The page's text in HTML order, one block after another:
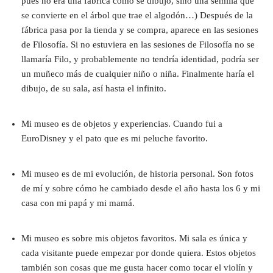
se convierte en el árbol que trae el algodón…) Después de la
fábrica pasa por la tienda y se compra, aparece en las sesiones
de Filosofía. Si no estuviera en las sesiones de Filosofía no se
llamaría Filo, y probablemente no tendría identidad, podría ser
un muñeco más de cualquier niño o niña. Finalmente haría el
dibujo, de su sala, así hasta el infinito.
Mi museo es de objetos y experiencias. Cuando fui a
EuroDisney y el pato que es mi peluche favorito.
Mi museo es de mi evolución, de historia personal. Son fotos
de mí y sobre cómo he cambiado desde el año hasta los 6 y mi
casa con mi papá y mi mamá.
Mi museo es sobre mis objetos favoritos. Mi sala es única y
cada visitante puede empezar por donde quiera. Estos objetos
también son cosas que me gusta hacer como tocar el violín y